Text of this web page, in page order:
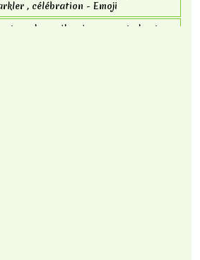
, célébration - Emoji
parleur, silencieux , muet , haut-